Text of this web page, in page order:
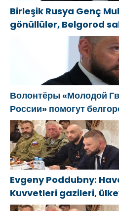
Birleşik Rusya Genç
gönüllüler, Belgorod
söndürücüler ve
yardımcı olacak
Волонтёры «Молодой
России» помогут
огнетушителями и
Evgeny Poddubny:
Kuvvetleri gazileri,
güçtür